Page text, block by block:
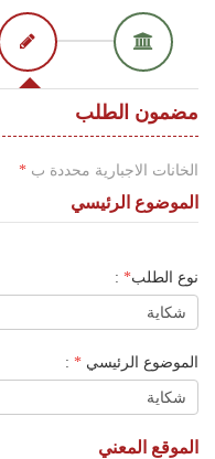
أرقام الشكايات
اللغة
Français
مضمون الطلب
الخانات الاجبارية محددة ب *
الموضوع الرئيسي
نوع الطلب*
:
الموضوع الرئيسي *
:
الموقع المعني